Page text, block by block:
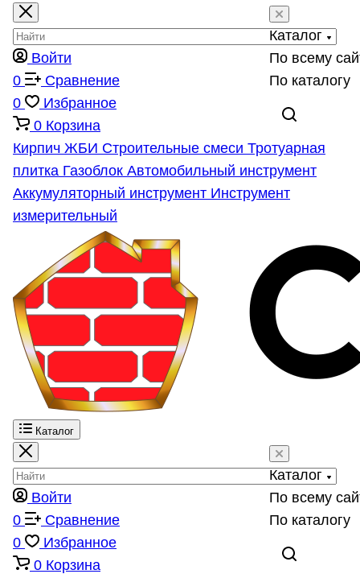
Каталог
По всему
По каталогу
Войти
0
Сравнение
0
Избранное
0 Корзина
Кирпич ЖБИ Строительные смеси Тротуарная
плитка Газоблок Автомобильный инструмент
Аккумуляторный инструмент Инструмент
измерительный
Каталог
Каталог
По всему
По каталогу
Войти
0
Сравнение
0
Избранное
0 Корзина